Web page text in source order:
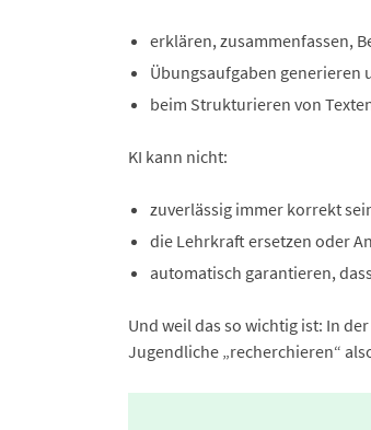
erklären, zusammenfassen,
Übungsaufgaben
beim Strukturieren von
KI kann nicht:
zuverlässig immer korrekt
die Lehrkraft ersetzen oder
automatisch garantieren,
Und weil das so wichtig ist: In
Jugendliche „recherchieren“